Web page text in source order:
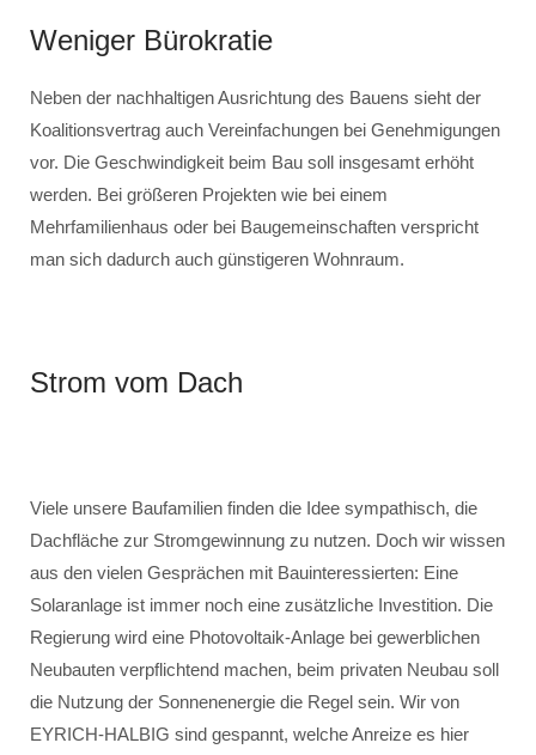
Weniger Bürokratie
Neben der nachhaltigen Ausrichtung des Bauens sieht der
Koalitionsvertrag auch Vereinfachungen bei Genehmigungen
vor. Die Geschwindigkeit beim Bau soll insgesamt erhöht
werden. Bei größeren Projekten wie bei einem
Mehrfamilienhaus oder bei Baugemeinschaften verspricht
man sich dadurch auch günstigeren Wohnraum.
Strom vom Dach
Viele unsere Baufamilien finden die Idee sympathisch, die
Dachfläche zur Stromgewinnung zu nutzen. Doch wir wissen
aus den vielen Gesprächen mit Bauinteressierten: Eine
Solaranlage ist immer noch eine zusätzliche Investition. Die
Regierung wird eine Photovoltaik-Anlage bei gewerblichen
Neubauten verpflichtend machen, beim privaten Neubau soll
die Nutzung der Sonnenenergie die Regel sein. Wir von
EYRICH-HALBIG sind gespannt, welche Anreize es hier